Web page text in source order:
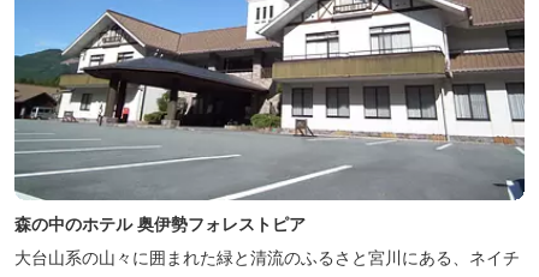
森の中のホテル 奥伊勢フォレストピア
大台山系の山々に囲まれた緑と清流のふるさと宮川にある、ネイチ